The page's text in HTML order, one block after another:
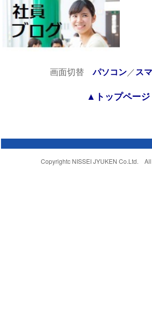
画面切替パソコン／ ス
▲トップページ
Copyrightc NISSEI JYUKEN Co.Ltd.